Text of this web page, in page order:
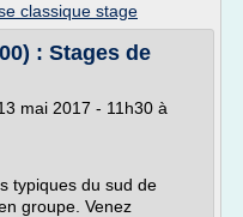
classique stage
: Stages de
mai 2017 - 11h30 à
typiques du sud de
groupe. Venez